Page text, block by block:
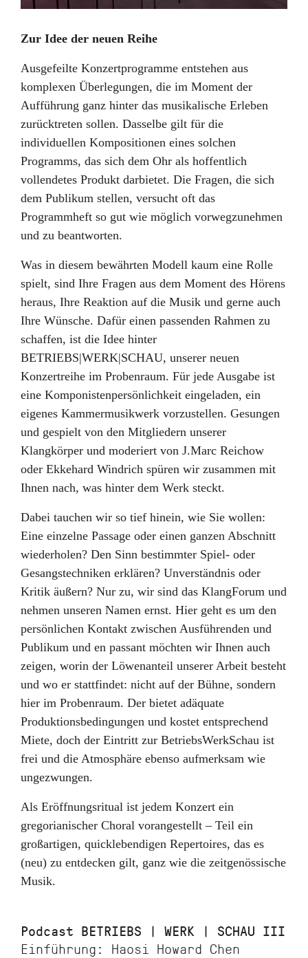
Zur Idee der neuen Reihe
Ausgefeilte Konzertprogramme entstehen aus
komplexen Überlegungen, die im Moment der
Aufführung ganz hinter das musikalische Erleben
zurücktreten sollen. Dasselbe gilt für die
individuellen Kompositionen eines solchen
Programms, das sich dem Ohr als hoffentlich
vollendetes Produkt darbietet. Die Fragen, die sich
dem Publikum stellen, versucht oft das
Programmheft so gut wie möglich vorwegzunehmen
und zu beantworten.
Was in diesem bewährten Modell kaum eine Rolle
spielt, sind Ihre Fragen aus dem Moment des Hörens
heraus, Ihre Reaktion auf die Musik und gerne auch
Ihre Wünsche. Dafür einen passenden Rahmen zu
schaffen, ist die Idee hinter
BETRIEBS|WERK|SCHAU, unserer neuen
Konzertreihe im Probenraum. Für jede Ausgabe ist
eine Komponistenpersönlichkeit eingeladen, ein
eigenes Kammermusikwerk vorzustellen. Gesungen
und gespielt von den Mitgliedern unserer
Klangkörper und moderiert von J.Marc Reichow
oder Ekkehard Windrich spüren wir zusammen mit
Ihnen nach, was hinter dem Werk steckt.
Dabei tauchen wir so tief hinein, wie Sie wollen:
Eine einzelne Passage oder einen ganzen Abschnitt
wiederholen? Den Sinn bestimmter Spiel- oder
Gesangstechniken erklären? Unverständnis oder
Kritik äußern? Nur zu, wir sind das KlangForum und
nehmen unseren Namen ernst. Hier geht es um den
persönlichen Kontakt zwischen Ausführenden und
Publikum und en passant möchten wir Ihnen auch
zeigen, worin der Löwenanteil unserer Arbeit besteht
und wo er stattfindet: nicht auf der Bühne, sondern
hier im Probenraum. Der bietet adäquate
Produktionsbedingungen und kostet entsprechend
Miete, doch der Eintritt zur BetriebsWerkSchau ist
frei und die Atmosphäre ebenso aufmerksam wie
ungezwungen.
Als Eröffnungsritual ist jedem Konzert ein
gregorianischer Choral vorangestellt – Teil ein
großartigen, quicklebendigen Repertoires, das es
(neu) zu entdecken gilt, ganz wie die zeitgenössische
Musik.
Podcast BETRIEBS | WERK | SCHAU III
Einführung: Haosi Howard Chen